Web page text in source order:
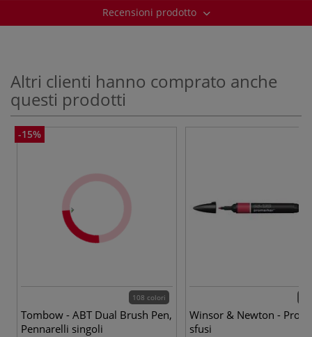
Recensioni prodotto
Altri clienti hanno comprato anche
questi prodotti
-15%
108 colori
Tombow - ABT Dual Brush Pen,
Pennarelli singoli
Winsor & Newton -
sfusi